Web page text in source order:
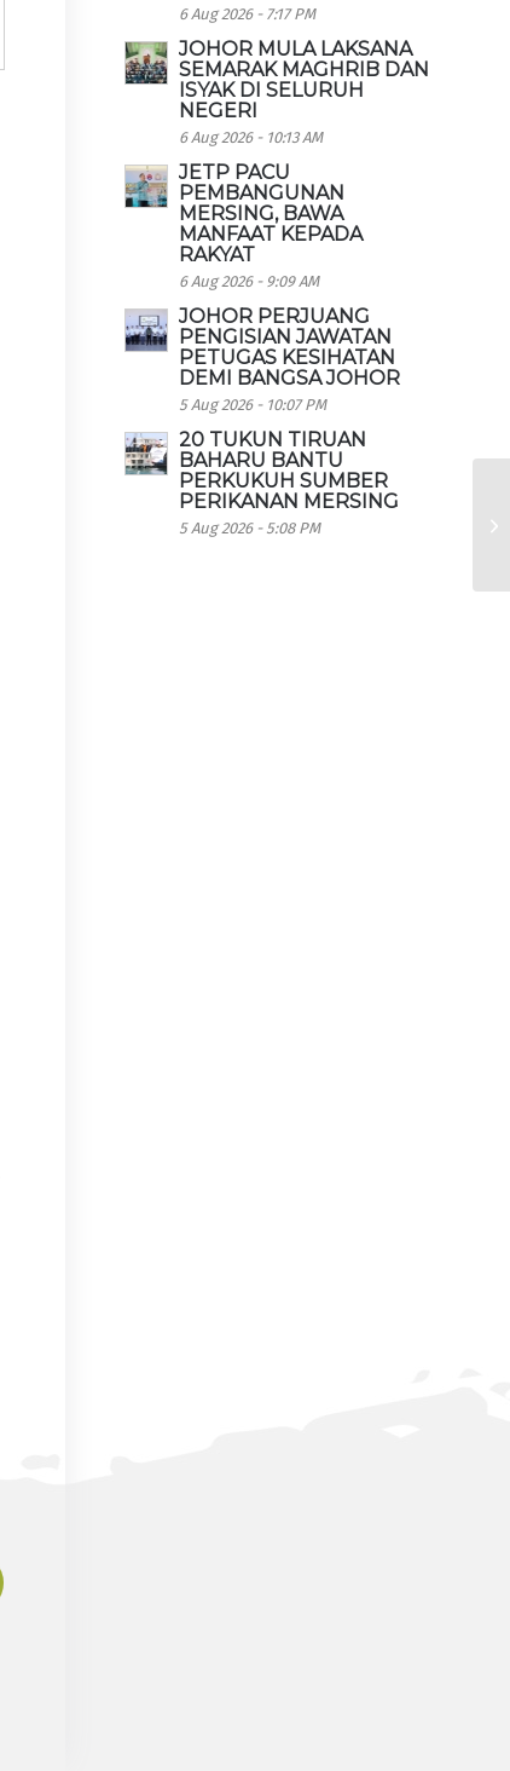
6 Aug 2026 - 7:17 PM
JOHOR MULA LAKSANA
SEMARAK MAGHRIB DAN
ISYAK DI SELURUH
NEGERI
6 Aug 2026 - 10:13 AM
JETP PACU
PEMBANGUNAN
MERSING, BAWA
MANFAAT KEPADA
RAKYAT
6 Aug 2026 - 9:09 AM
JOHOR PERJUANG
PENGISIAN JAWATAN
PETUGAS KESIHATAN
DEMI BANGSA JOHOR
5 Aug 2026 - 10:07 PM
20 TUKUN TIRUAN
BAHARU BANTU
PERKUKUH SUMBER
PERIKANAN MERSING
5 Aug 2026 - 5:08 PM